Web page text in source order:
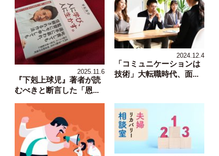
2025.11.6
『下剋上球児』著者が読
むべきと断言した「恩...
2024.12.4
「コミュニケーションは
技術」大転職時代、面...